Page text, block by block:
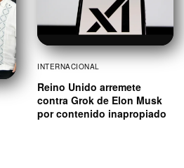
INTERNACIONAL
Reino Unido arremete
contra Grok de Elon Musk
por contenido inapropiado